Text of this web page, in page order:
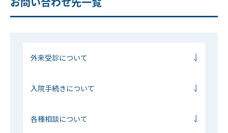
外来受診について
入院手続きについて
各種相談について